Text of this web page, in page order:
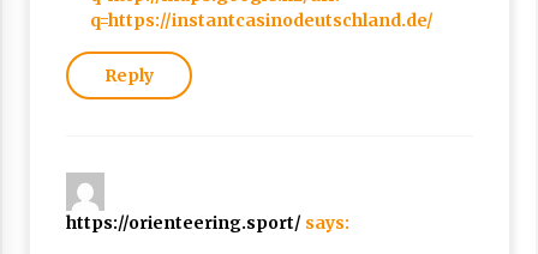
q=https://instantcasinodeutschland.de/
Reply
https://orienteering.sport/ says: